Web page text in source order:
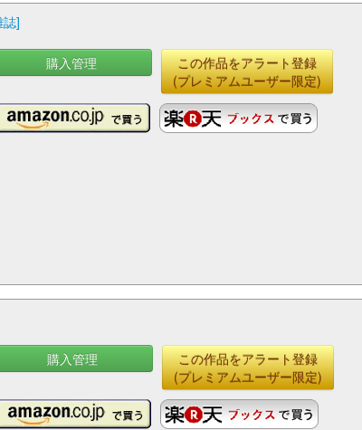
]
購入管理
この作品をアラート登録
(プレミアムユーザー限定)
購入管理
この作品をアラート登録
(プレミアムユーザー限定)